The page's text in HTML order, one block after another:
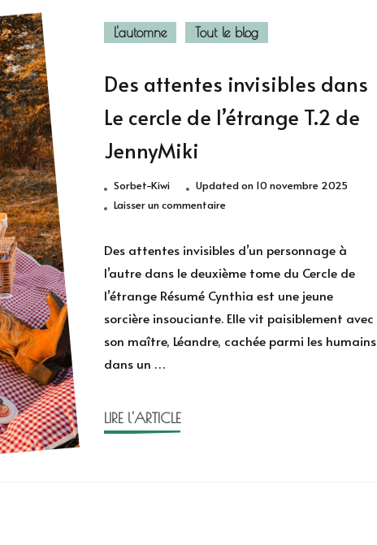
L'automne Tout le blog
Des attentes invisibles dans
Le cercle de l’étrange T.2 de
JennyMiki
Sorbet-Kiwi Updated on 10 novembre 2025
Laisser un commentairesur
attentes
invisibles
dans
Le
cercle
de
Des attentes invisibles d’un personnage à
l’autre dans le deuxième tome du Cercle de
l’étrange Résumé Cynthia est une jeune
sorcière insouciante. Elle vit paisiblement avec
son maître, Léandre, cachée parmi les humains
dans un …
LIRE l'ARTICLE